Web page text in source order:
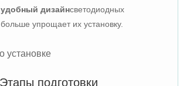
удобный дизайнсветодиодных
упрощает их установку.
установке
Этапы подготовки